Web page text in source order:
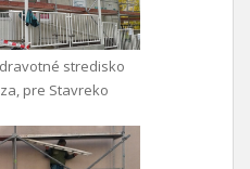
stredisko
pre Stavreko